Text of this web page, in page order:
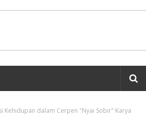
Kehidupan dalam Cerpen "Nyai Sobir" Karya